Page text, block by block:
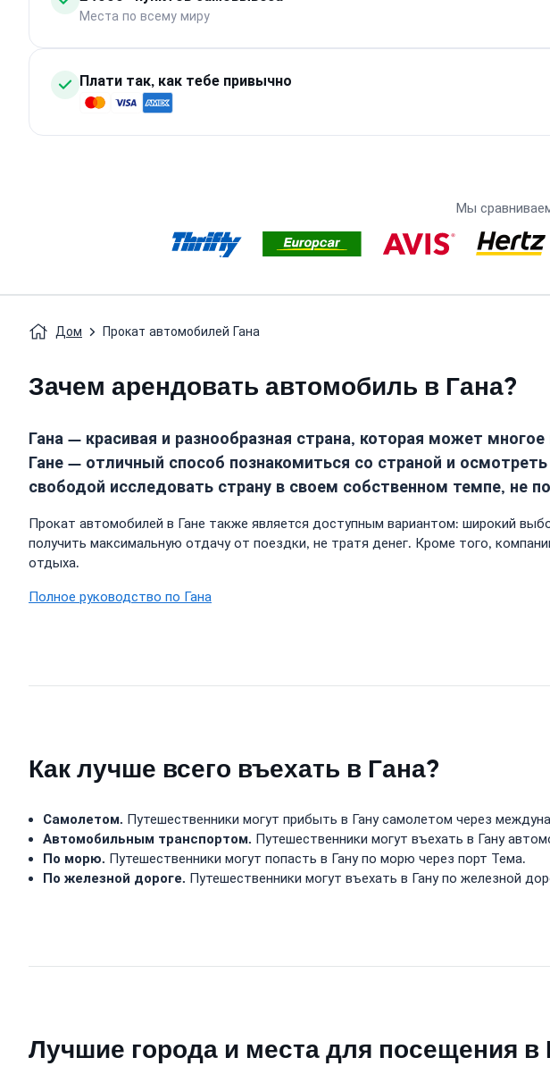
Места по всему миру
Плати так, как тебе привычно
Мы
Дом Прокат автомобилей Гана
Зачем арендовать автомобиль в Гана?
Гана — красивая и разнообразная страна, которая может
Гане — отличный способ познакомиться со страной и
свободой исследовать страну в своем собственном темпе, не
Прокат автомобилей в Гане также является доступным вариантом: широкий
получить максимальную отдачу от поездки, не тратя денег. Кроме того,
отдыха.
Полное руководство по Гана
Как лучше всего въехать в Гана?
Самолетом. Путешественники могут прибыть в Гану самолетом через
Автомобильным транспортом. Путешественники могут въехать в Гану
По морю. Путешественники могут попасть в Гану по морю через порт Тема.
По железной дороге. Путешественники могут въехать в Гану по железной
Лучшие города и места для посещения в